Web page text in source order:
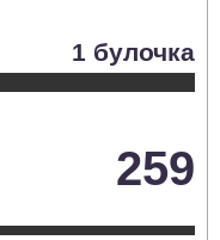
1 булочка
259